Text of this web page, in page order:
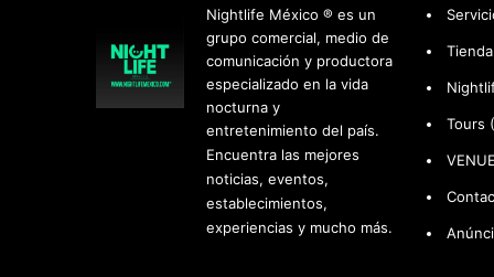
Nightlife México ® es un
grupo comercial, medio de
comunicación y productora
especializado en la vida
nocturna y
entretenimiento del país.
Encuentra las mejores
noticias, eventos,
establecimientos,
experiencias y mucho más.
Tienda
Tours